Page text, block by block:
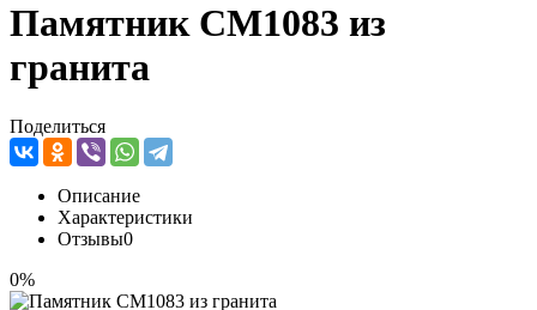
Памятник CM1083 из
гранита
Поделиться
Описание
Характеристики
Отзывы0
0%